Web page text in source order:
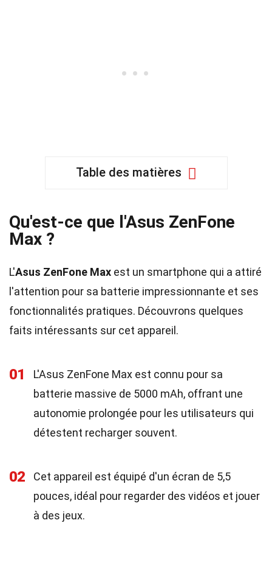
Table des matières
Qu'est-ce que l'Asus ZenFone
Max ?
L'Asus ZenFone Max est un smartphone qui a attiré
l'attention pour sa batterie impressionnante et ses
fonctionnalités pratiques. Découvrons quelques
faits intéressants sur cet appareil.
01
L'Asus ZenFone Max est connu pour sa
batterie massive de 5000 mAh, offrant une
autonomie prolongée pour les utilisateurs qui
détestent recharger souvent.
02
Cet appareil est équipé d'un écran de 5,5
pouces, idéal pour regarder des vidéos et jouer
à des jeux.